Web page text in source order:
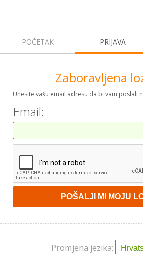
POČETAK PRIJAVA
Zaboravljena
Unesite vašu email adresu da bi vam poslali
Email:
Promjena jezika: